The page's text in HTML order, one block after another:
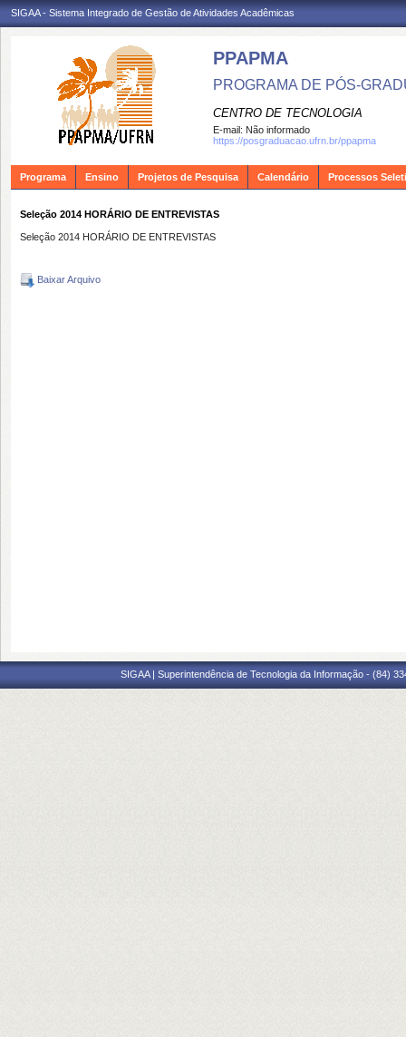
SIGAA - Sistema Integrado de Gestão de Atividades Acadêmicas
PPAPMA
PROGRAMA DE PÓS-
CENTRO DE TECNOLOGIA
E-mail: Não informado
https://posgraduacao.ufrn.br/ppapma
Programa Ensino Projetos de Pesquisa Calendário Processos
Seleção 2014 HORÁRIO DE ENTREVISTAS
Seleção 2014 HORÁRIO DE ENTREVISTAS
Baixar Arquivo
SIGAA | Superintendência de Tecnologia da Informação - (84)